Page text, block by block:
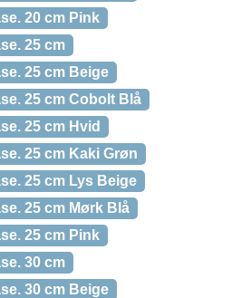
20 cm Pink
25 cm
25 cm Beige
25 cm Cobolt Blå
25 cm Hvid
25 cm Kaki Grøn
25 cm Lys Beige
25 cm Mørk Blå
25 cm Pink
30 cm
30 cm Beige